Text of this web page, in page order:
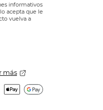
informativos
acepta que le
vuelva a
más